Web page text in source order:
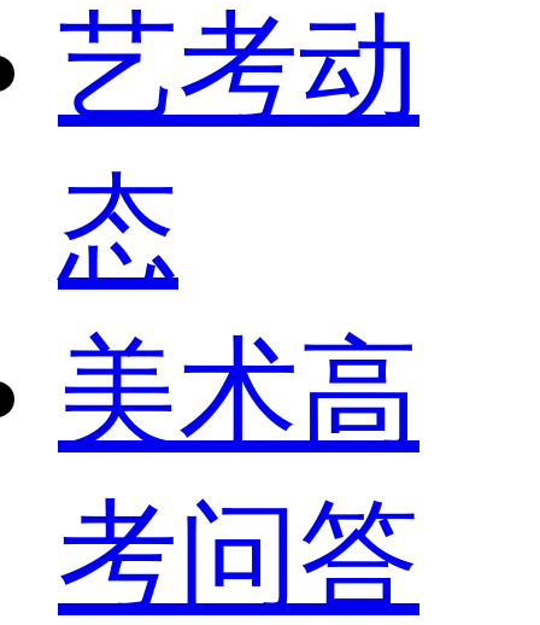
艺考动
态
美术高
考问答